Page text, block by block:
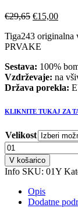
€29,65 Izvirna
je
bila:
€15,00
je:
Tiga243 originalna
PRVAKE
Sestava: 100%
Vzdrževaje: na
Država porekla:
KLIKNITE TUKAJ ZA
Velikost
Moška
rumena
kratka
majica
quantity
V košarico
Info SKU: 01Y
Opis
Dodatne